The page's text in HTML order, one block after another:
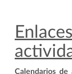
Calendarios de